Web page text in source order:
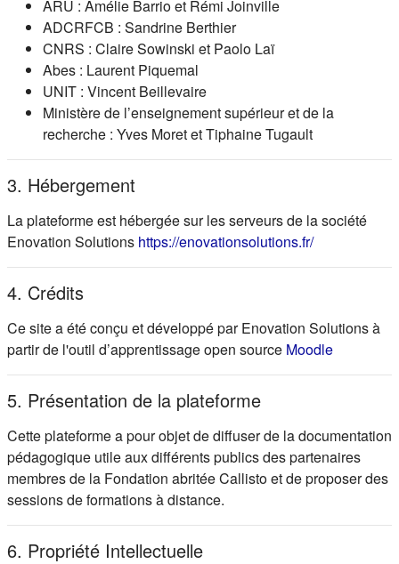
ARU : Amélie Barrio et Rémi Joinville
ADCRFCB : Sandrine Berthier
CNRS : Claire Sowinski et Paolo Laï
Abes : Laurent Piquemal
UNIT : Vincent Beillevaire
Ministère de l’enseignement supérieur et de la
recherche : Yves Moret et Tiphaine Tugault
3. Hébergement
La plateforme est hébergée sur les serveurs de la société
Enovation Solutions https://enovationsolutions.fr/(s'ouvre
4. Crédits
Ce site a été conçu et développé par Enovation Solutions à
partir de l'outil d’apprentissage open source Moodle(s'ouvre
5. Présentation de la plateforme
Cette plateforme a pour objet de diffuser de la documentation
pédagogique utile aux différents publics des partenaires
membres de la Fondation abritée Callisto et de proposer des
sessions de formations à distance.
6. Propriété Intellectuelle